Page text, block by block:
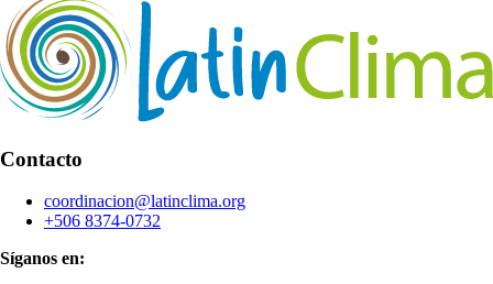
Contacto
coordinacion@latinclima.org
+506 8374-0732
Síganos en: